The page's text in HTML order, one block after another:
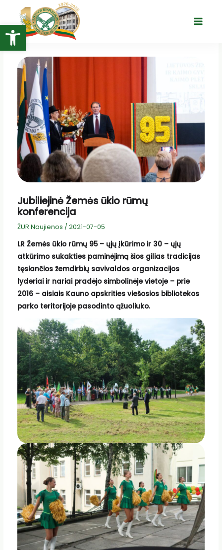
Open toolbar
turinio
Main
Jubiliejinė Žemės ūkio rūmų
konferencija
ŽUR Naujienos / 2021-07-05
LR Žemės ūkio rūmų 95 – ųjų įkūrimo ir 30 – ųjų
atkūrimo sukakties paminėjimą šios gilias tradicijas
tęsiančios žemdirbių savivaldos organizacijos
lyderiai ir nariai pradėjo simbolinėje vietoje – prie
2016 – aisiais Kauno apskrities viešosios bibliotekos
parko teritorijoje pasodinto ąžuoliuko.